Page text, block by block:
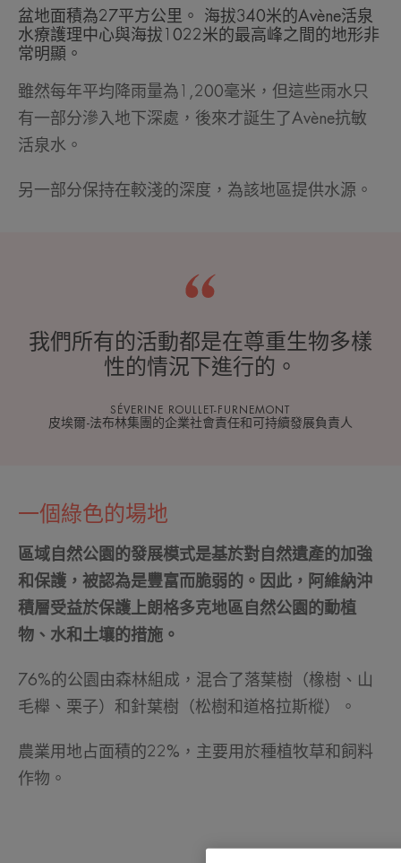
盆地面積為27平方公里。 海拔340米的Avène活泉
水療護理中心與海拔1022米的最高峰之間的地形非
常明顯。
雖然每年平均降雨量為1,200毫米，但這些雨水只
有一部分滲入地下深處，後來才誕生了Avène抗敏
活泉水。
另一部分保持在較淺的深度，為該地區提供水源。
我們所有的活動都是在尊重生物多樣
性的情況下進行的。
SÉVERINE ROULLET-FURNEMONT
皮埃爾-法布林集團的企業社會責任和可持續發展負責人
一個綠色的場地
區域自然公園的發展模式是基於對自然遺產的加強
和保護，被認為是豐富而脆弱的。因此，阿維納沖
積層受益於保護上朗格多克地區自然公園的動植
物、水和土壤的措施。
76%的公園由森林組成，混合了落葉樹（橡樹、山
毛櫸、栗子）和針葉樹（松樹和道格拉斯樅）。
農業用地占面積的22%，主要用於種植牧草和飼料
作物。